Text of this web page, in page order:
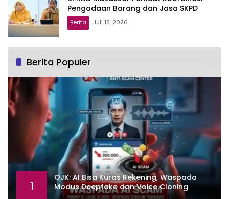
Pengadaan Barang dan Jasa SKPD
Berita Juli 18, 2026
Berita Populer
1
OJK: AI Bisa Kuras Rekening, Waspada
Modus Deepfake dan Voice Cloning